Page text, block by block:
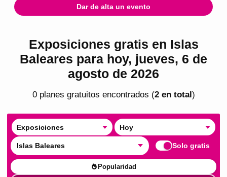
Dar de alta un evento
Exposiciones gratis en Islas
Baleares para hoy, jueves, 6 de
agosto de 2026
0planes gratuitos encontrados (2en total)
Exposiciones Hoy
Islas Baleares Solo gratis
Popularidad